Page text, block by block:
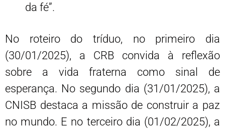
da fé”.
No roteiro do tríduo, no primeiro dia
(30/01/2025), a CRB convida à reflexão
sobre a vida fraterna como sinal de
esperança. No segundo dia (31/01/2025), a
CNISB destaca a missão de construir a paz
no mundo. E no terceiro dia (01/02/2025), a